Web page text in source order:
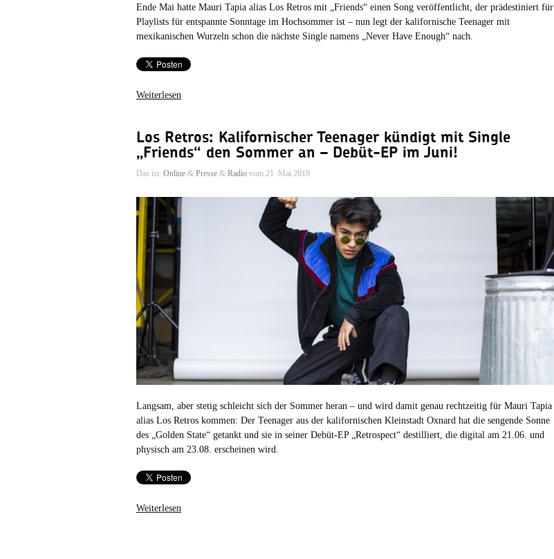
Ende Mai hatte Mauri Tapia alias Los Retros mit „Friends“ einen Song veröffentlicht, der prädestiniert für
Playlists für entspannte Sonntage im Hochsommer ist – nun legt der kalifornische Teenager mit
mexikanischen Wurzeln schon die nächste Single namens „Never Have Enough“ nach.
Weiterlesen
Los Retros: Kalifornischer Teenager kündigt mit Single
„Friends“ den Sommer an – Debüt-EP im Juni!
Das ist: Online & Presse & Radio vom 21. Mai 2019
Langsam, aber stetig schleicht sich der Sommer heran – und wird damit genau rechtzeitig für Mauri Tapia
alias Los Retros kommen: Der Teenager aus der kalifornischen Kleinstadt Oxnard hat die sengende Sonne
des „Golden State“ getankt und sie in seiner Debüt-EP „Retrospect“ destilliert, die digital am 21.06. und
physisch am 23.08. erscheinen wird.
Weiterlesen